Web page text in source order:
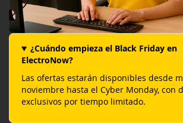
¿Cuándo empieza el Black Friday en
ElectroNow?
Las ofertas estarán disponibles desde
noviembre hasta el Cyber Monday, con
exclusivos por tiempo limitado.